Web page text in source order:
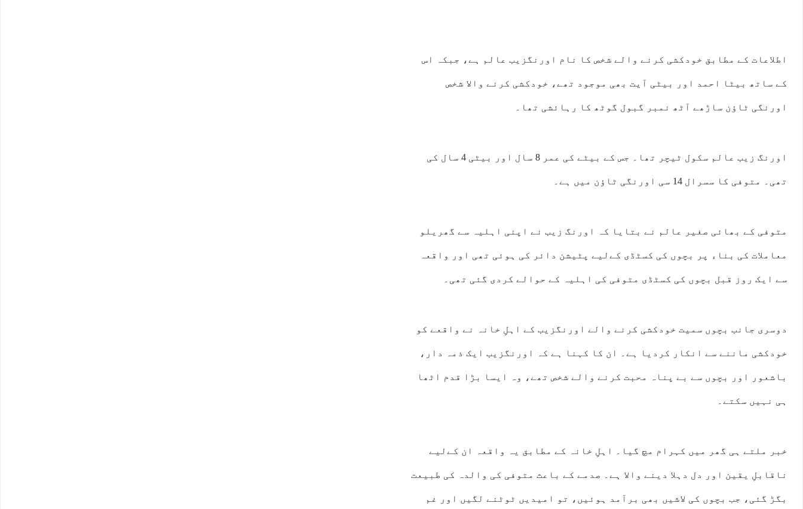
اطلاعات کے مطابق خودکشی کرنے والے شخص کا نام اورنگزیب عالم ہے، جبکہ اس
کے ساتھ بیٹا احمد اور بیٹی آیت بھی موجود تھے، خودکشی کرنے والا شخص
اورنگی ٹاؤن ساڑھے آٹھ نمبر گبول گوٹھ کا رہائشی تھا۔
اورنگ زیب عالم سکول ٹیچر تھا۔ جس کے بیٹے کی عمر 8 سال اور بیٹی 4 سال کی
تھی۔ متوفی کا سسرال 14 سی اورنگی ٹاؤن میں ہے۔
متوفی کے بھائی صغیر عالم نے بتایا کہ اورنگ زیب نے اپنی اہلیہ سے گھریلو
معاملات کی بناء پر بچوں کی کسٹڈی کےلیے پٹیشن دائر کی ہوئی تھی اور واقعہ
سے ایک روز قبل بچوں کی کسٹڈی متوفی کی اہلیہ کے حوالے کردی گئی تھی۔
دوسری جانب بچوں سمیت خودکشی کرنے والے اورنگزیب کے اہلِ خانہ نے واقعے کو
خودکشی ماننے سے انکار کردیا ہے۔ ان کا کہنا ہے کہ اورنگزیب ایک ذمہ دار،
باشعور اور بچوں سے بے پناہ محبت کرنے والے شخص تھے، وہ ایسا بڑا قدم اٹھا
ہی نہیں سکتے۔
خبر ملتے ہی گھر میں کہرام مچ گیا۔ اہلِ خانہ کے مطابق یہ واقعہ ان کےلیے
ناقابلِ یقین اور دل دہلا دینے والا ہے۔ صدمے کے باعث متوفی کی والدہ کی طبیعت
بگڑ گئی، جب بچوں کی لاشیں بھی برآمد ہوئیں، تو امیدیں ٹوٹنے لگیں اور غم